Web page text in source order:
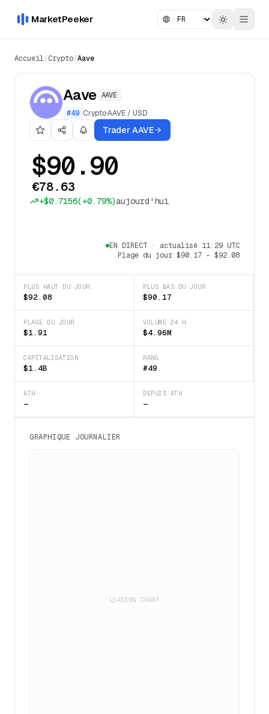
MarketPeeker
Accueil/Crypto/Aave
Aave AAVE
#49 Crypto·AAVE / USD
Trader AAVE
$90.90
€78.63
+$0.7156(+0.79%)aujourd'hui
EN DIRECT · actualisé 11:29 UTC
Plage du jour $90.17 – $92.08
PLUS HAUT DU JOUR
$92.08
PLUS BAS DU JOUR
$90.17
PLAGE DU JOUR
$1.91
VOLUME 24 H
$4.96M
CAPITALISATION
$1.4B
RANG
#49
ATH
—
DEPUIS ATH
—
GRAPHIQUE JOURNALIER
LOADING CHART